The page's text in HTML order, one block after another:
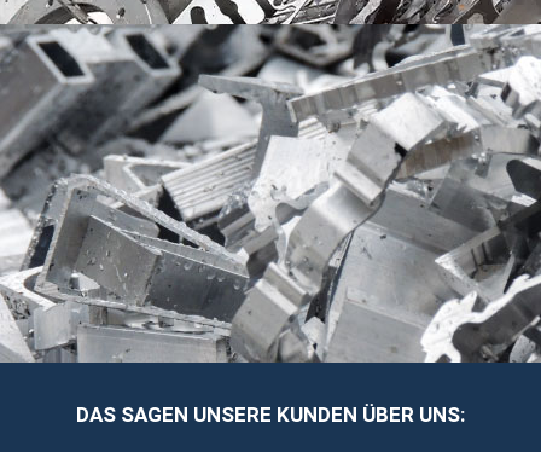
NE-METALLE
NICHT EISENHALTIGE
DAS SAGEN UNSERE KUNDEN ÜBER UNS: